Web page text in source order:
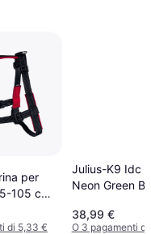
per
105 cm
di 5,33 €
Julius-K9 Idc
Neon Green
38,99 €
O 3 pagamenti di